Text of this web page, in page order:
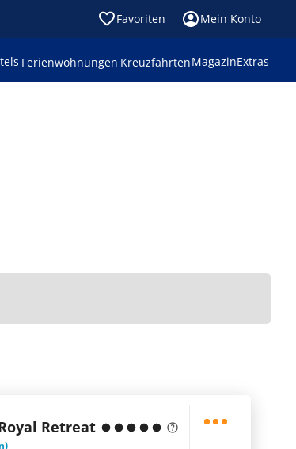
Favoriten Mein Konto
Ferienwohnungen KreuzfahrtenMagazinExtras
Retreat